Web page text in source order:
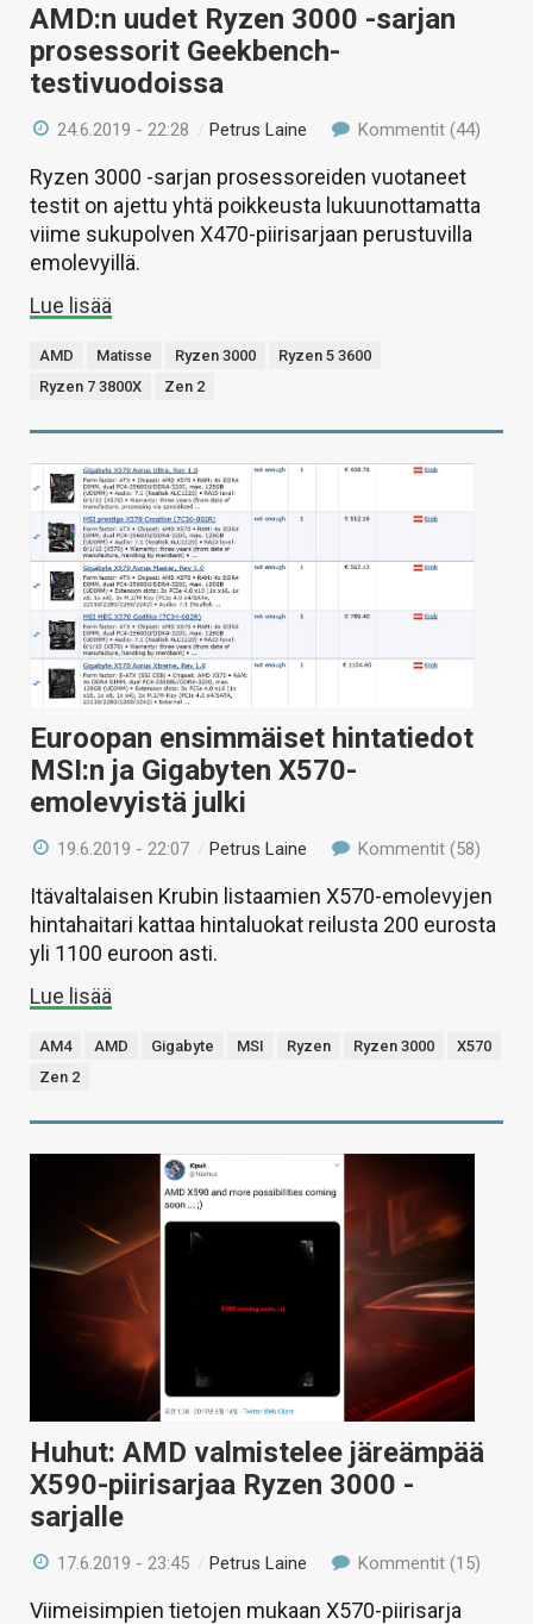
AMD:n uudet Ryzen 3000 -sarjan
prosessorit Geekbench-
testivuodoissa
24.6.2019 - 22:28 /Petrus Laine Kommentit (44)
Ryzen 3000 -sarjan prosessoreiden vuotaneet
testit on ajettu yhtä poikkeusta lukuunottamatta
viime sukupolven X470-piirisarjaan perustuvilla
emolevyillä.
Lue lisää
AMD Matisse Ryzen 3000
Ryzen 5 3600
Ryzen 7 3800X
Zen 2
Euroopan ensimmäiset hintatiedot
MSI:n ja Gigabyten X570-
emolevyistä julki
19.6.2019 - 22:07 /Petrus Laine Kommentit (58)
Itävaltalaisen Krubin listaamien X570-emolevyjen
hintahaitari kattaa hintaluokat reilusta 200 eurosta
yli 1100 euroon asti.
Lue lisää
AM4 AMD Gigabyte MSI Ryzen Ryzen 3000
X570
Zen 2
Huhut: AMD valmistelee järeämpää
X590-piirisarjaa Ryzen 3000 -
sarjalle
17.6.2019 - 23:45 /Petrus Laine Kommentit (15)
Viimeisimpien tietojen mukaan X570-piirisarja